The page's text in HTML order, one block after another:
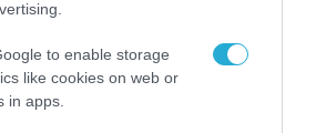
to enable storage
like cookies on web or
in apps.